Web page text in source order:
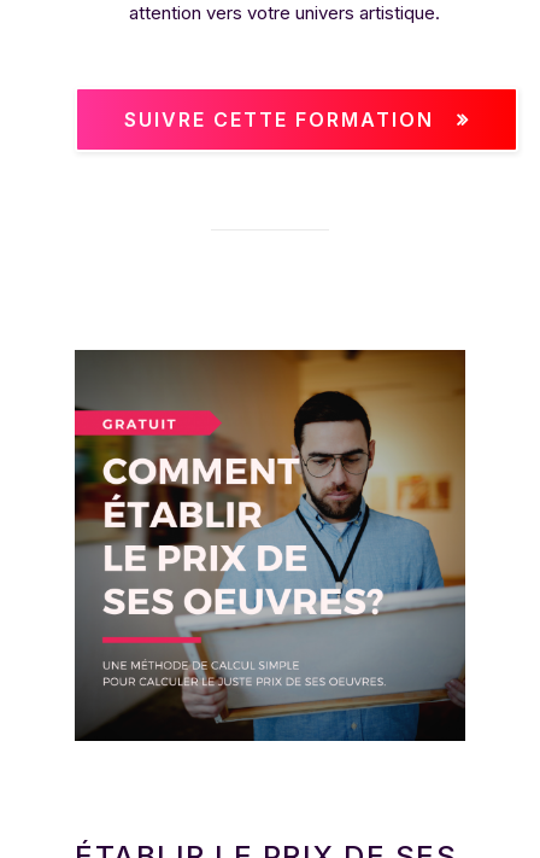
attention vers votre univers artistique.
SUIVRE CETTE FORMATION